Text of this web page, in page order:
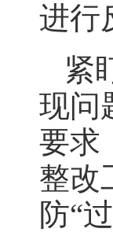
进行
紧
现问
要求
整改
防“